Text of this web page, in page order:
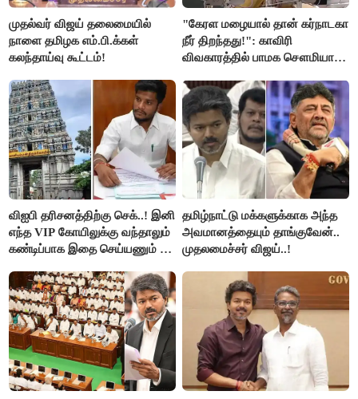
முதல்வர் விஜய் தலைமையில்
நாளை தமிழக எம்.பி.க்கள்
கலந்தாய்வு கூட்டம்!
"கேரள மழையால் தான் கர்நாடகா
நீர் திறந்தது!": காவிரி
விவகாரத்தில் பாமக சௌமியா
விஐபி தரிசனத்திற்கு செக்..! இனி
எந்த VIP கோயிலுக்கு வந்தாலும்
கண்டிப்பாக இதை செய்யணும் -
தமிழ்நாட்டு மக்களுக்காக அந்த
அவமானத்தையும் தாங்குவேன்..
முதலமைச்சர் விஜய்..!